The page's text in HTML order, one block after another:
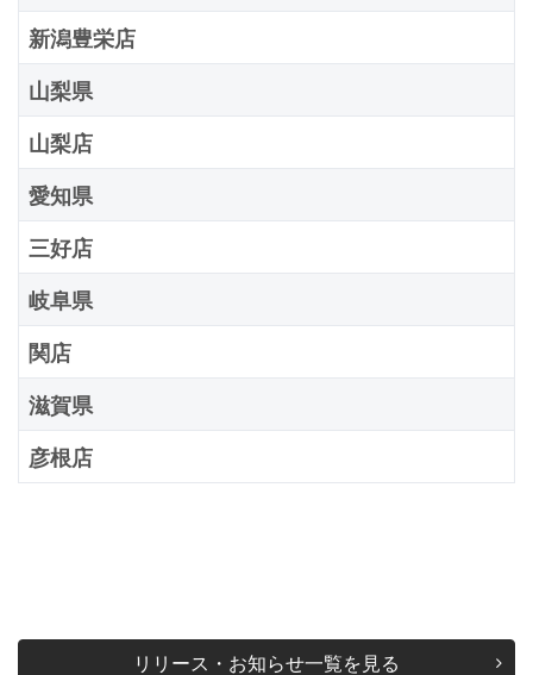
新潟豊栄店
山梨県
山梨店
愛知県
三好店
岐阜県
関店
滋賀県
彦根店
リリース・お知らせ一覧を見る